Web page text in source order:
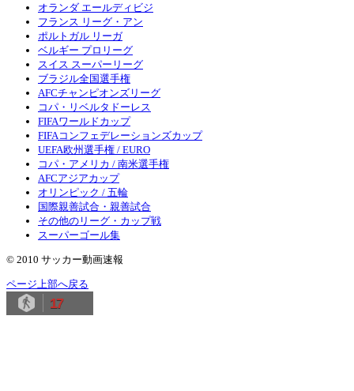
オランダ エールディビジ
フランス リーグ・アン
ポルトガル リーガ
ベルギー プロリーグ
スイス スーパーリーグ
ブラジル全国選手権
AFCチャンピオンズリーグ
コパ・リベルタドーレス
FIFAワールドカップ
FIFAコンフェデレーションズカップ
UEFA欧州選手権 / EURO
コパ・アメリカ / 南米選手権
AFCアジアカップ
オリンピック / 五輪
国際親善試合・親善試合
その他のリーグ・カップ戦
スーパーゴール集
© 2010 サッカー動画速報
ページ上部へ戻る
17